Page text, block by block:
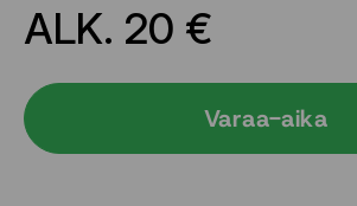
ALK. 20 €
Varaa-aika